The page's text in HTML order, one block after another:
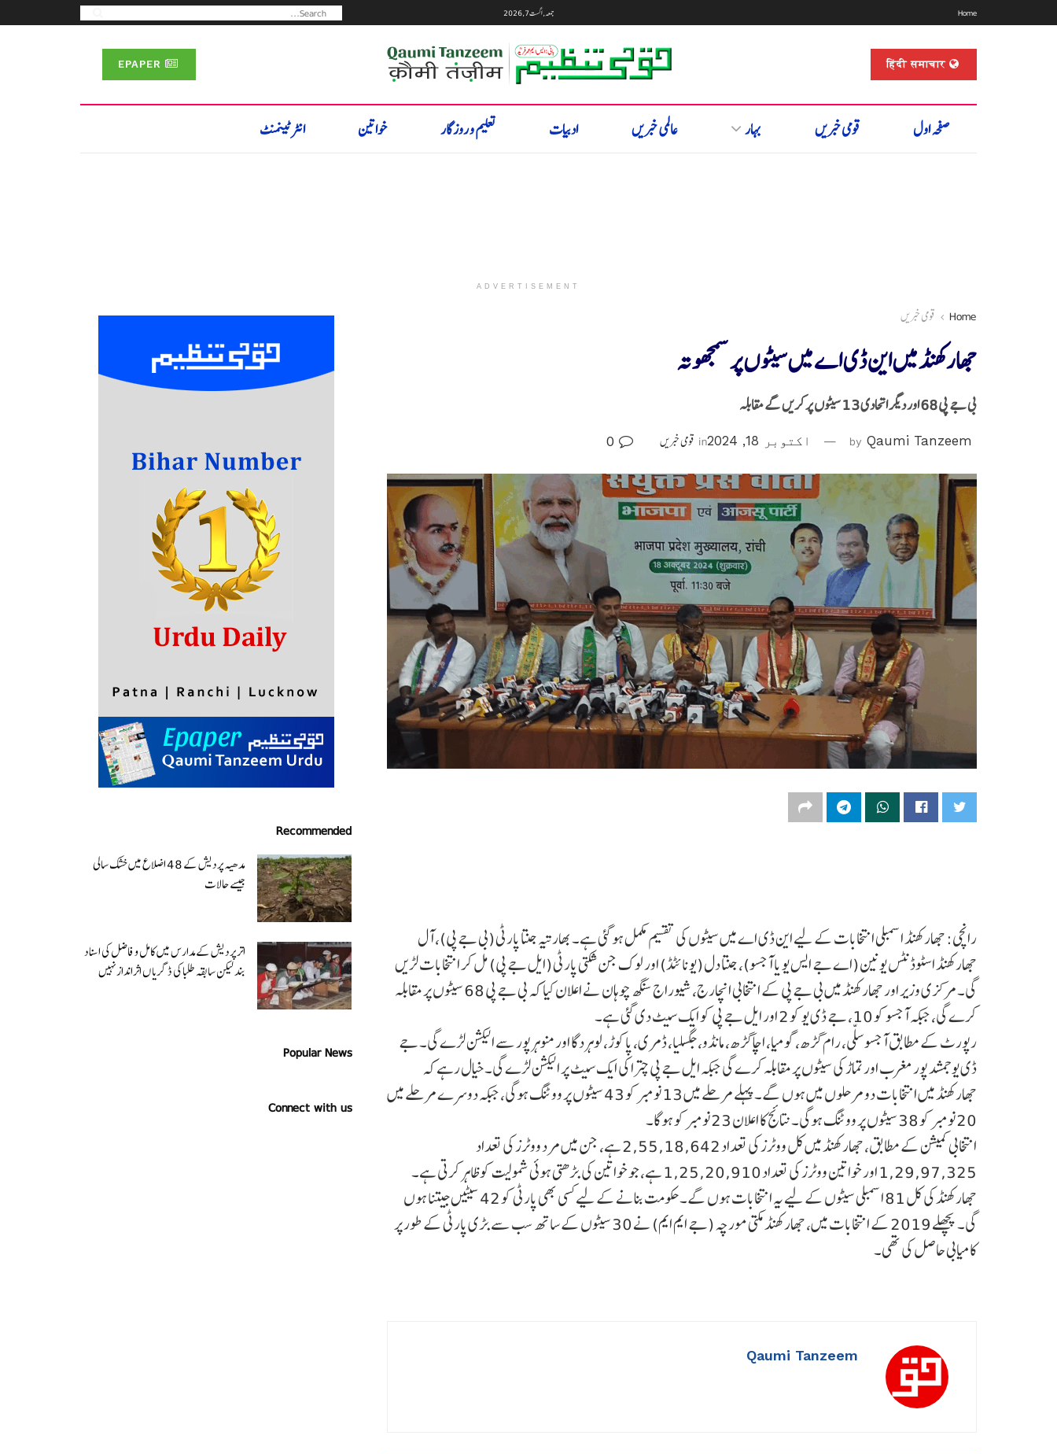
Home جمعہ, اگست 7, 2026
हिंदी समाचार
صفحہ اول قومی خبریں بہار عالمی خبریں ادبیات تعلیم و روزگار خواتین انٹرٹینمنٹ
ADVERTISEMENT
Home قومی خبریں
جھارکھنڈ میں این ڈی اے میں سیٹوں پر سمجھوتہ
بی جے پی 68 اور دیگر اتحادی 13 سیٹوں پر کریں گے مقابلہ
by Qaumi Tanzeem اکتوبر 18, 2024 in قومی خبریں
رانچی: جھارکھنڈ اسمبلی انتخابات کے لیے این ڈی اے میں سیٹوں کی تقسیم مکمل ہو گئی ہے۔ بھارتیہ جنتا پارٹی (بی جے پی)، آل
جھارکھنڈ اسٹوڈنٹس یونین (اے جے ایس یو یا آجسو)، جنتا دل (یونائٹڈ) اور لوک جن شکتی پارٹی (ایل جے پی) مل کر انتخابات لڑیں
گی۔ مرکزی وزیر اور جھارکھنڈ میں بی جے پی کے انتخابی انچارج، شیوراج سنگھ چوہان نے اعلان کیا کہ بی جے پی 68 سیٹوں پر مقابلہ
کرے گی، جبکہ آجسو کو 10، جے ڈی یو کو 2 اور ایل جے پی کو ایک سیٹ دی گئی ہے۔
رپورٹ کے مطابق آجسو سلّی، رام گڑھ، گومیا، اچاگڑھ، مانڈو، جگسلیا، ڈمری، پاکوڑ، لوہردگا اور منوہرپور سے الیکشن لڑے گی۔ جے
ڈی یو جمشد پور مغرب اور تماڑ کی سیٹوں پر مقابلہ کرے گی جبکہ ایل جے پی چترا کی ایک سیٹ پر الیکشن لڑے گی۔خیال رہے کہ
جھارکھنڈ میں انتخابات دو مرحلوں میں ہوں گے۔ پہلے مرحلے میں 13 نومبر کو 43 سیٹوں پر ووٹنگ ہوگی، جبکہ دوسرے مرحلے میں
20 نومبر کو 38 سیٹوں پر ووٹنگ ہوگی۔ نتائج کا اعلان 23 نومبر کو ہوگا۔
انتخابی کمیشن کے مطابق، جھارکھنڈ میں کل ووٹرز کی تعداد 2,55,18,642 ہے، جن میں مرد ووٹرز کی تعداد
1,29,97,325 اور خواتین ووٹرز کی تعداد 1,25,20,910 ہے، جو خواتین کی بڑھتی ہوئی شمولیت کو ظاہر کرتی ہے۔
جھارکھنڈ کی کل 81 اسمبلی سیٹوں کے لیے یہ انتخابات ہوں گے۔ حکومت بنانے کے لیے کسی بھی پارٹی کو 42 سیٹیں جیتنا ہوں
گی۔ پچھلے 2019 کے انتخابات میں، جھارکھنڈ مکتی مورچہ (جے ایم ایم) نے 30 سیٹوں کے ساتھ سب سے بڑی پارٹی کے طور پر
کامیابی حاصل کی تھی۔
Qaumi Tanzeem
Recommended
مدھیہ پردیش کے 48 اضلاع میں خشک سالی
جیسے حالات
اتر پردیش کےمدارس میں کامل و فاضل کی اسناد
بند لیکن سابقہ طلبا کی ڈگریا ں اثرانداز نہیں
Popular News
Connect with us